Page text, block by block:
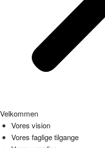
Velkommen
Vores vision
Vores faglige tilgange